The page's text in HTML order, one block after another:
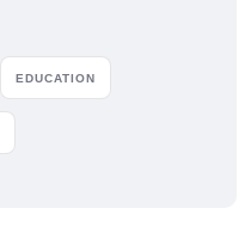
EDUCATION